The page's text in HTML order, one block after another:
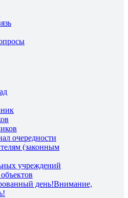
очередности
(законным
учреждений
Внимание,